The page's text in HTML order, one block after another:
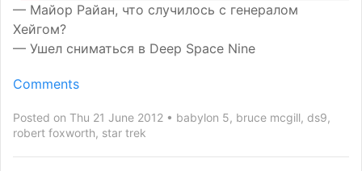
— Майор Райан, что случилось с генералом
Хейгом?
— Ушел сниматься в Deep Space Nine
Comments
Posted on Thu 21 June 2012 babylon 5, bruce mcgill, ds9,
robert foxworth, star trek